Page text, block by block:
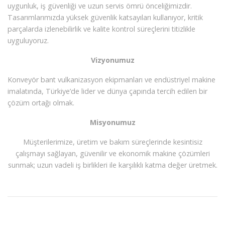
uygunluk, iş güvenliği ve uzun servis ömrü önceliğimizdir.
Tasarımlarımızda yüksek güvenlik katsayıları kullanıyor, kritik
parçalarda izlenebilirlik ve kalite kontrol süreçlerini titizlikle
uyguluyoruz.
Vizyonumuz
Konveyör bant vulkanizasyon ekipmanları ve endüstriyel makine
imalatında, Türkiye’de lider ve dünya çapında tercih edilen bir
çözüm ortağı olmak.
Misyonumuz
Müşterilerimize, üretim ve bakım süreçlerinde kesintisiz
çalışmayı sağlayan, güvenilir ve ekonomik makine çözümleri
sunmak; uzun vadeli iş birlikleri ile karşılıklı katma değer üretmek.